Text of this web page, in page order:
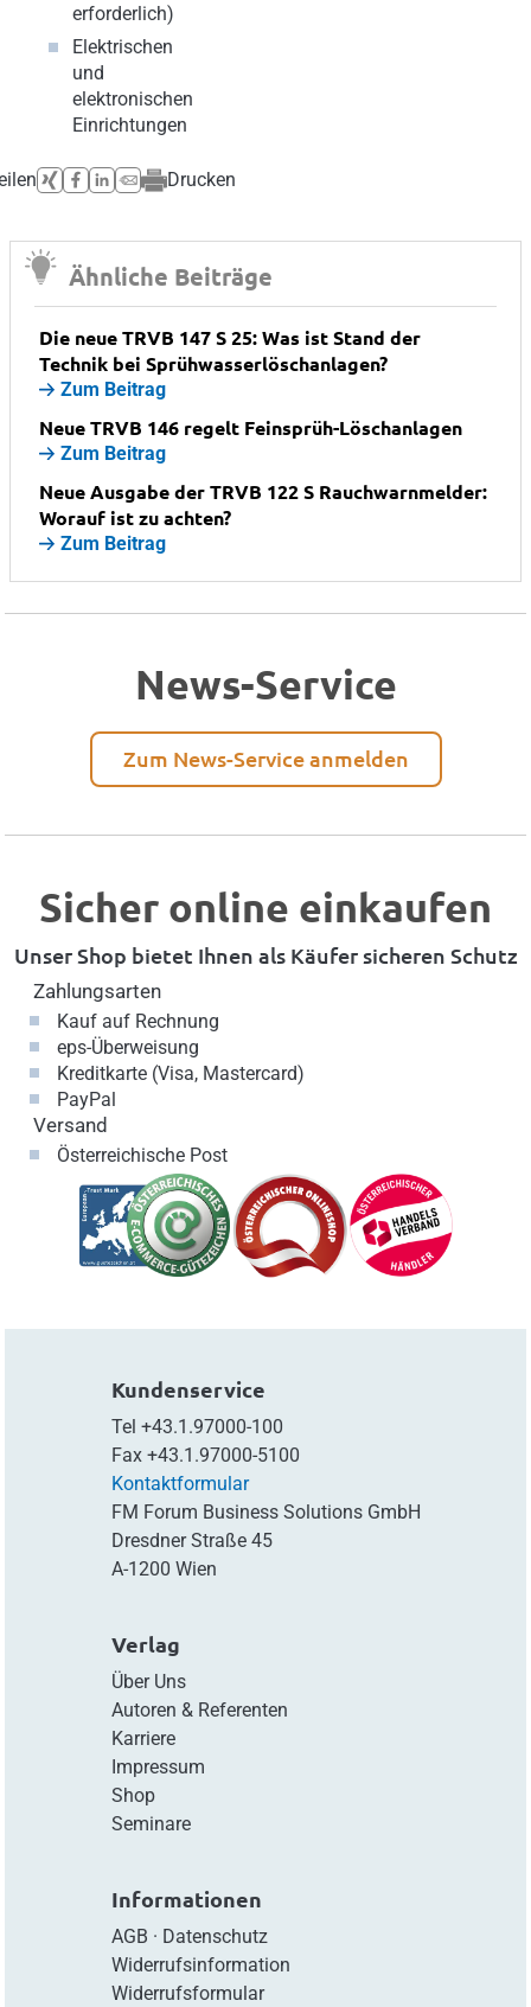
erforderlich)
Elektrischen
und
elektronischen
Einrichtungen
Drucken
Ähnliche Beiträge
Die neue TRVB 147 S 25: Was ist Stand der
Technik bei Sprühwasserlöschanlagen?
Zum Beitrag
Neue TRVB 146 regelt Feinsprüh-Löschanlagen
Zum Beitrag
Neue Ausgabe der TRVB 122 S Rauchwarnmelder:
Worauf ist zu achten?
Zum Beitrag
News-Service
Zum News-Service anmelden
Sicher online einkaufen
Unser Shop bietet Ihnen als Käufer sicheren Schutz
Zahlungsarten
Kauf auf Rechnung
eps-Überweisung
Kreditkarte (Visa, Mastercard)
PayPal
Versand
Österreichische Post
Kundenservice
Tel +43.1.97000-100
Fax +43.1.97000-5100
Kontaktformular
FM Forum Business Solutions GmbH
Dresdner Straße 45
A-1200 Wien
Verlag
Über Uns
Autoren & Referenten
Karriere
Impressum
Shop
Seminare
Informationen
AGB · Datenschutz
Widerrufsinformation
Widerrufsformular